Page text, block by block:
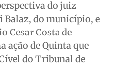
do juiz
do município, e
Cesar Costa de
ação de Quinta que
do Tribunal de